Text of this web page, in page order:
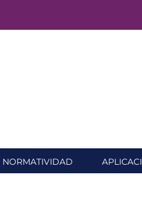
NORMATIVIDAD